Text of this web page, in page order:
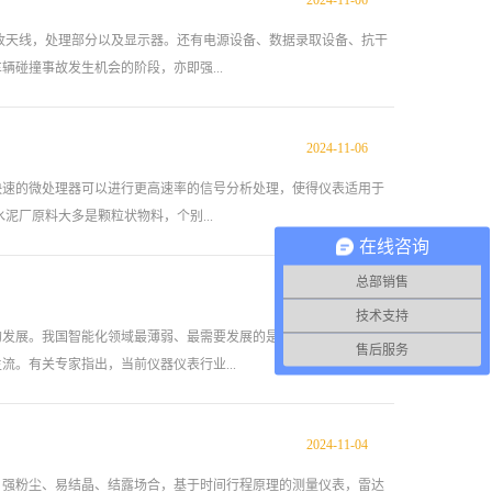
因为这样，所以现在雷达液位计，才开始受到人们的关注。3、
能，可以非常方便、精准的测出液位的位置，这也是其被广泛使
位计，将它合理的应用在生产中。以上就是小编为大家分享的关
常生活和生产各方面的两点原因分析，希望通过以上的讲解大家
线，处理部分以及显示器。还有电源设备、数据录取设备、抗干
碰撞事故发生机会的阶段，亦即强...
LDW）、倒车影像系统（RVC）、盲点预警、驾驶疲劳警示和自
模块提供中、长距离目标检测，其组件组成还包括DTR雷达传感
液位计的雷达侦测到车辆前方速度变慢或是静止的车辆或物体，
自动煞车系统链接。NISSAN所推出的防撞预警概念系统，便宣
和智慧巡航控制或主动巡航控制（ACC）的系统结合，透过雷
撞预警和缓解系统，辅助煞车和煞车制动器便能启动作用。
的微处理器可以进行更高速率的信号分析处理，使得仪表适用于
原料大多是颗粒状物料，个别...
息角，但也有反射介面。根据入料和卸料所形成的物料安息角和
如用接触型的雷达料位计，会产生对缆绳较大的下拉力，造成事
达物位计应用在测量粉状物料上 在水泥厂和粉磨站水泥库一般
后沿缆绳传播，当脉冲遇到物料表面时会被反射回来，其量程可
2024-11-06
展。我国智能化领域最薄弱、最需要发展的是仪器、仪表、传感
。有关专家指出，当前仪器仪表行业...
仪器仪表系统设计领域渗透，未来仪器仪表行业将融合isp和emit
切的概述了仪器的网络化发展趋势。 二、当前随着电子机械技
2024-11-05
粉尘、易结晶、结露场合，基于时间行程原理的测量仪表，雷达
2024-11-04
在线咨询
总部销售
技术支持
售后服务